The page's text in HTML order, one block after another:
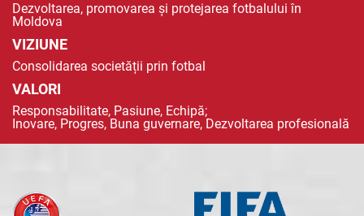
Dezvoltarea, promovarea și protejarea fotbalului în
Moldova
VIZIUNE
Consolidarea societății prin fotbal
VALORI
Responsabilitate, Pasiune, Echipă;
Inovare, Progres, Buna guvernare, Dezvoltarea profesională